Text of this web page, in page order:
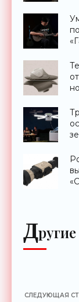
Д
СЛЕДУЮЩАЯ